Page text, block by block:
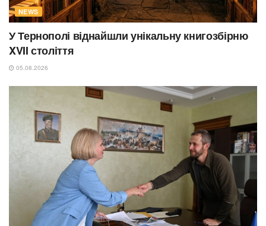
NEWS
У Тернополі віднайшли унікальну книгозбірню
XVII століття
05.08.2026